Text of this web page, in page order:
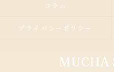
コラム
プライバシーポリシー